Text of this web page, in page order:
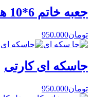
جعبه خاتم 6*10 هندی کاظمی
تومان950.000
جاسکه ای کارتی
تومان950.000